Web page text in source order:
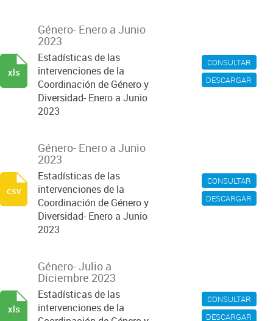
CONSULTAR
DESCARGAR
Género- Enero a Junio
2023
Estadísticas de las
intervenciones de la
Coordinación de Género y
Diversidad- Enero a Junio
2023
xls
CONSULTAR
DESCARGAR
Género- Enero a Junio
2023
Estadísticas de las
intervenciones de la
Coordinación de Género y
Diversidad- Enero a Junio
2023
csv
CONSULTAR
DESCARGAR
Género- Julio a
Diciembre 2023
Estadísticas de las
intervenciones de la
xls